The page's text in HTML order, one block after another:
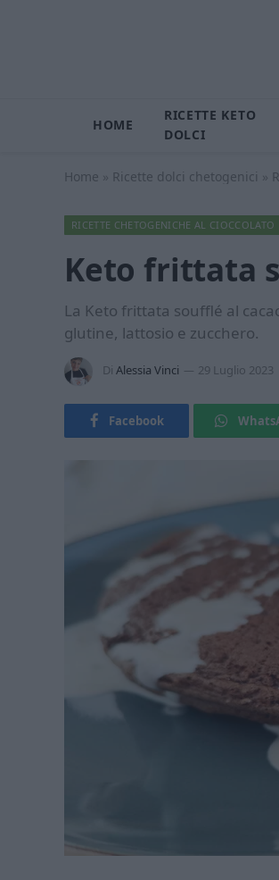
HOME
RICETTE KETO
DOLCI
Home » Ricette dolci chetogenici »
RICETTE CHETOGENICHE AL CIOCCOLATO
Keto frittata
La Keto frittata soufflé al
glutine, lattosio e zucchero.
Di Alessia Vinci 29 Luglio 2023
Facebook